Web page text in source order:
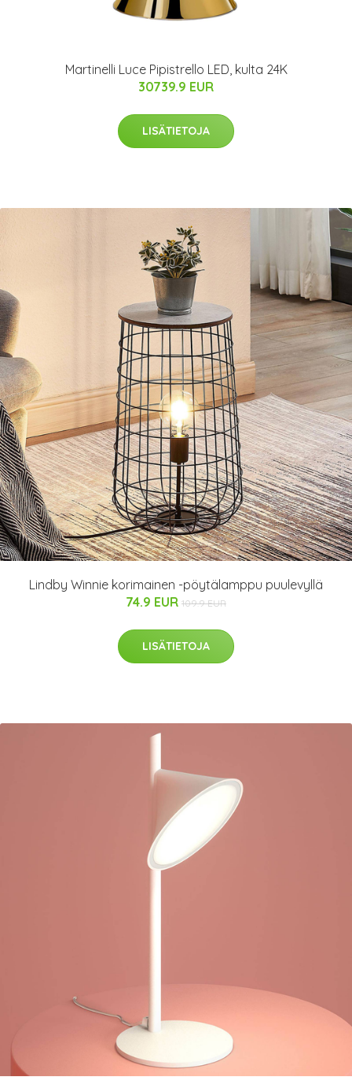
Martinelli Luce Pipistrello LED, kulta 24K
30739.9 EUR
LISÄTIETOJA
Lindby Winnie korimainen -pöytälamppu puulevyllä
74.9 EUR 109.9 EUR
LISÄTIETOJA